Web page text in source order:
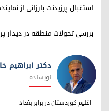
استقبال پرزیدنت بارزانی از
بررسی تحولات منطقه در دیدار
دکتر ابراهیم خالد
دکتر ابراهیم
نویسنده
اقلیم کوردستان در برابر بغداد